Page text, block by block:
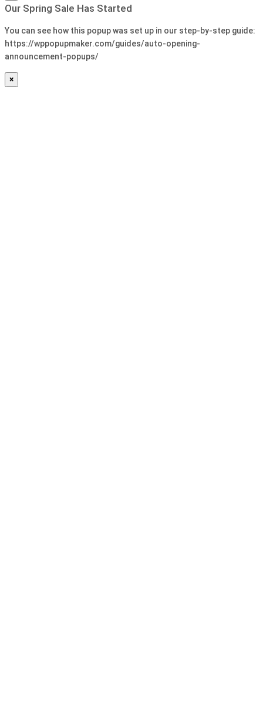
Our Spring Sale Has Started
You can see how this popup was set up in our step-by-step guide:
https://wppopupmaker.com/guides/auto-opening-
announcement-popups/
×